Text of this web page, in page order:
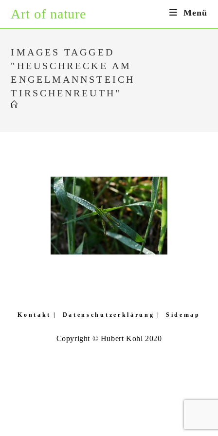
Inhalt
springen
Art of nature Menü
IMAGES TAGGED
"HEUSCHRECKE AM
ENGELMANNSTEICH
TIRSCHENREUTH"
Kontakt Datenschutzerklärung Sidemap
Copyright © Hubert Kohl 2020